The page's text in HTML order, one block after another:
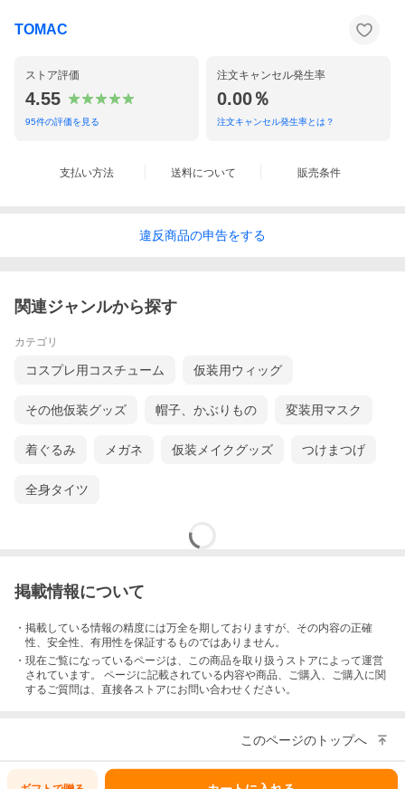
TOMAC
ストア評価
4.55
95件の評価を見る
注文キャンセル発生率
0.00％
注文キャンセル発生率とは？
支払い方法 送料について 販売条件
違反商品の申告をする
関連ジャンルから探す
カテゴリ
コスプレ用コスチューム 仮装用ウィッグ
その他仮装グッズ 帽子、かぶりもの 変装用マスク
着ぐるみ メガネ 仮装メイクグッズ つけまつげ
全身タイツ
掲載情報について
・掲載している情報の精度には万全を期しておりますが、その内容の正確
性、安全性、有用性を保証するものではありません。
・現在ご覧になっているページは、この商品を取り扱うストアによって運営
されています。 ページに記載されている内容や商品、ご購入 、ご購入に関
するご質問は、直接各ストアにお問い合わせください。
このページのトップへ